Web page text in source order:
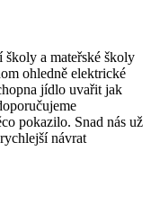
a mateřské školy
ohledně elektrické
jídlo uvařit jak
pokazilo. Snad nás už
návrat